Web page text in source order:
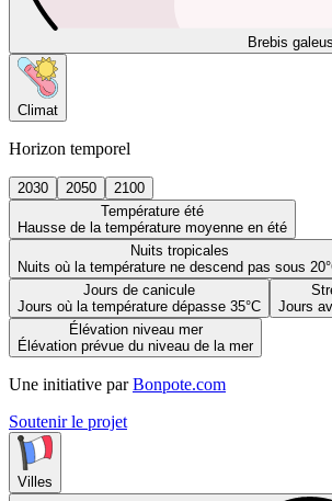
Brebis
Climat
Horizon temporel
2030 2050
2100
Température été
Hausse de la température moyenne en été
Nuits tropicales
Nuits où la température ne descend pas sous
Jours de canicule
Jours où la température dépasse 35°C
Jours
Élévation niveau mer
Élévation prévue du niveau de la mer
Une initiative par Bonpote.com
Soutenir le projet
Villes